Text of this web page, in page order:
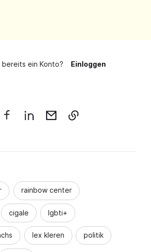
bereits ein Konto? Einloggen
rainbow center
cigale lgbti+
lex kleren politik